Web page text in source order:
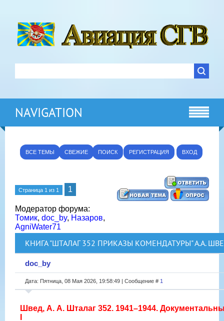
NAVIGATION
ВСЕ ТЕМЫ СВЕЖИЕ ПОИСК РЕГИСТРАЦИЯ ВХОД
Страница 1 из 1 1
Модератор форума:
Томик, doc_by, Назаров,
AgniWater71
КНИГА "ШТАЛАГ 352 ПРИКАЗЫ КОМЕНДАТУРЫ" А.А.
doc_by
Дата: Пятница, 08 Мая 2026, 19:58:49 | Сообщение # 1
Швед, А. А. Шталаг 352. 1941–1944.